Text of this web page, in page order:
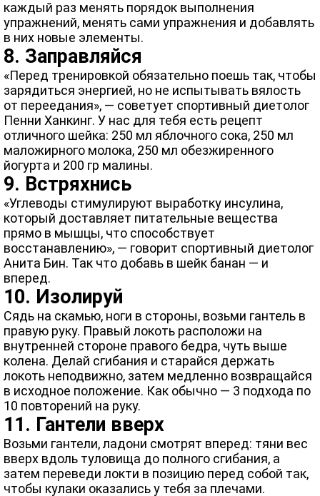
каждый раз менять порядок выполнения
упражнений, менять сами упражнения и добавлять
в них новые элементы.
8. Заправляйся
«Перед тренировкой обязательно поешь так, чтобы
зарядиться энергией, но не испытывать вялость
от переедания», — советует спортивный диетолог
Пенни Ханкинг. У нас для тебя есть рецепт
отличного шейка: 250 мл яблочного сока, 250 мл
маложирного молока, 250 мл обезжиренного
йогурта и 200 гр малины.
9. Встряхнись
«Углеводы стимулируют выработку инсулина,
который доставляет питательные вещества
прямо в мышцы, что способствует
восстанавлению», — говорит спортивный диетолог
Анита Бин. Так что добавь в шейк банан — и
вперед.
10. Изолируй
Сядь на скамью, ноги в стороны, возьми гантель в
правую руку. Правый локоть расположи на
внутренней стороне правого бедра, чуть выше
колена. Делай сгибания и старайся держать
локоть неподвижно, затем медленно возвращайся
в исходное положение. Как обычно — 3 подхода по
10 повторений на руку.
11. Гантели вверх
Возьми гантели, ладони смотрят вперед: тяни вес
вверх вдоль туловища до полного сгибания, а
затем переведи локти в позицию перед собой так,
чтобы кулаки оказались у тебя за плечами.